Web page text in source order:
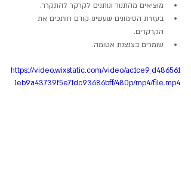
מוציאים מהתנור ונותנים לקרקר להתקרר.
בעזרת הסימונים שעשינו קודם חותכים את
הקרקרים.
שומרים בצנצנת אטומה.
https://video.wixstatic.com/video/ac1ce9_d486561
1eb9a43739f5e71dc93686bff/480p/mp4/file.mp4